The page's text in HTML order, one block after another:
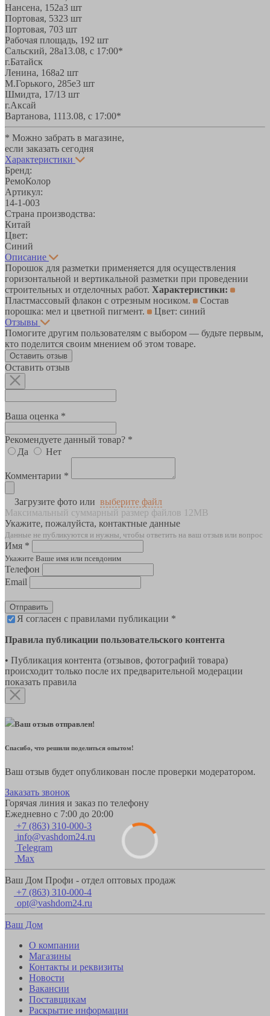
Нансена, 152а3 шт
Портовая, 5323 шт
Портовая, 703 шт
Рабочая площадь, 192 шт
Сальский, 28a13.08, с 17:00*
г.Батайск
Ленина, 168а2 шт
М.Горького, 285е3 шт
Шмидта, 17/13 шт
г.Аксай
Вартанова, 1113.08, с 17:00*
* Можно забрать в магазине,
если заказать сегодня
Характеристики
Бренд:
РемоКолор
Артикул:
14-1-003
Страна производства:
Китай
Цвет:
Синий
Описание
Порошок для разметки применяется для осуществления
горизонтальной и вертикальной разметки при проведении
строительных и отделочных работ. Характеристики:
Пластмассовый флакон с отрезным носиком.
Состав
порошка: мел и цветной пигмент.
Цвет: синий
Отзывы
Помогите другим пользователям с выбором — будьте первым,
кто поделится своим мнением об этом товаре.
Оставить отзыв
Оставить отзыв
Ваша оценка *
Рекомендуете данный товар? *
Да
Нет
Комментарии *
Загрузите фото или выберите файл
Максимальный суммарный размер файлов 12MB
Укажите, пожалуйста, контактные данные
Данные не публикуются и нужны, чтобы ответить на ваш отзыв или вопрос
Имя *
Укажите Ваше имя или псевдоним
Телефон
Email
Отправить
Я согласен с правилами публикации *
Правила публикации пользовательского контента
• Публикация контента (отзывов, фотографий товара)
происходит только после их предварительной модерации
показать правила
Ваш отзыв отправлен!
Спасибо, что решили поделиться опытом!
Ваш отзыв будет опубликован после проверки модератором.
Заказать звонок
Горячая линия и заказ по телефону
Ежедневно с 7:00 до 20:00
+7 (863) 310-000-3
info@vashdom24.ru
Telegram
Max
Ваш Дом Профи - отдел оптовых продаж
+7 (863) 310-000-4
opt@vashdom24.ru
Ваш Дом
О компании
Магазины
Контакты и реквизиты
Новости
Вакансии
Поставщикам
Раскрытие информации